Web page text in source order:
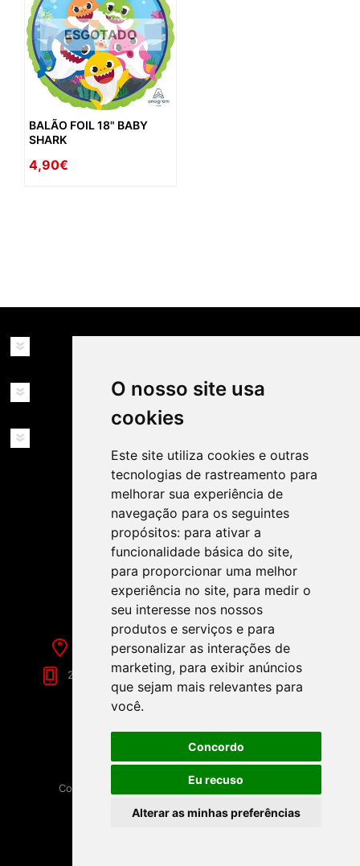
O nosso site usa
cookies
Este site utiliza cookies e outras
tecnologias de rastreamento para
melhorar sua experiência de
navegação para os seguintes
propósitos: para ativar a
funcionalidade básica do site,
para proporcionar uma melhor
experiência no site, para medir o
seu interesse nos nossos
produtos e serviços e para
personalizar as interações de
marketing, para exibir anúncios
que sejam mais relevantes para
você.
Concordo
Eu recuso
Alterar as minhas preferências
ESGOTADO
BALÃO FOIL 18" BABY
SHARK
4,90€
MINHA CONTA
SIGA-NOS NAS REDES SOCIAIS!
Rua de Évora, 70-C - Reguengos de Monsaraz
266 040 688 (Chamada para a Rede Fixa Nacional)
Copyright © 2026 Festamania. Todos os direitos
Powered bynopCommerce